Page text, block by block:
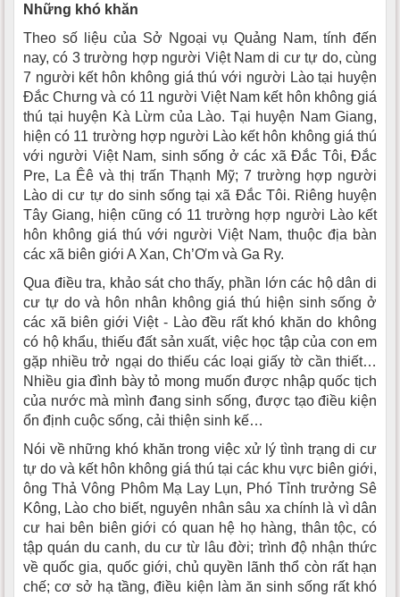
Những khó khăn
Theo số liệu của Sở Ngoại vụ Quảng Nam, tính đến
nay, có 3 trường hợp người Việt Nam di cư tự do, cùng
7 người kết hôn không giá thú với người Lào tại huyện
Đắc Chưng và có 11 người Việt Nam kết hôn không giá
thú tại huyện Kà Lừm của Lào. Tại huyện Nam Giang,
hiện có 11 trường hợp người Lào kết hôn không giá thú
với người Việt Nam, sinh sống ở các xã Đắc Tôi, Đắc
Pre, La Êê và thị trấn Thạnh Mỹ; 7 trường hợp người
Lào di cư tự do sinh sống tại xã Đắc Tôi. Riêng huyện
Tây Giang, hiện cũng có 11 trường hợp người Lào kết
hôn không giá thú với người Việt Nam, thuộc địa bàn
các xã biên giới A Xan, Ch’Ơm và Ga Ry.
Qua điều tra, khảo sát cho thấy, phần lớn các hộ dân di
cư tự do và hôn nhân không giá thú hiện sinh sống ở
các xã biên giới Việt - Lào đều rất khó khăn do không
có hộ khẩu, thiếu đất sản xuất, việc học tập của con em
gặp nhiều trở ngại do thiếu các loại giấy tờ cần thiết…
Nhiều gia đình bày tỏ mong muốn được nhập quốc tịch
của nước mà mình đang sinh sống, được tạo điều kiện
ổn định cuộc sống, cải thiện sinh kế…
Nói về những khó khăn trong việc xử lý tình trạng di cư
tự do và kết hôn không giá thú tại các khu vực biên giới,
ông Thả Vông Phôm Mạ Lay Lụn, Phó Tỉnh trưởng Sê
Kông, Lào cho biết, nguyên nhân sâu xa chính là vì dân
cư hai bên biên giới có quan hệ họ hàng, thân tộc, có
tập quán du canh, du cư từ lâu đời; trình độ nhận thức
về quốc gia, quốc giới, chủ quyền lãnh thổ còn rất hạn
chế; cơ sở hạ tầng, điều kiện làm ăn sinh sống rất khó